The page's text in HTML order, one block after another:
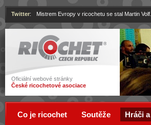
Ricochet
Oficiální webové stránky
České ricochetové asociace
Twitter: Mistrem Evropy v ricochetu se stal Martin
Co je ricochet Soutěže Hráči